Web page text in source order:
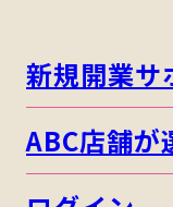
新規開業サ
ABC店舗が